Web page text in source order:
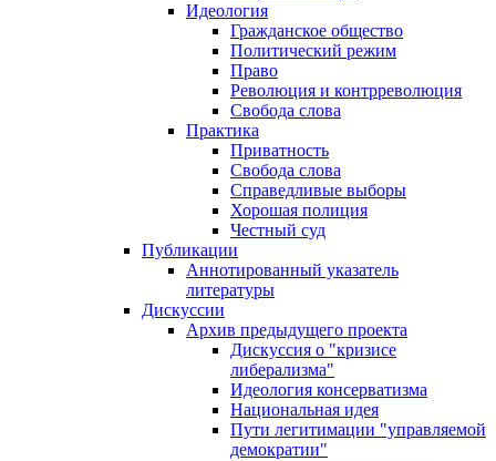
Идеология
Гражданское общество
Политический режим
Право
Революция и контрреволюция
Свобода слова
Практика
Приватность
Свобода слова
Справедливые выборы
Хорошая полиция
Честный суд
Публикации
Аннотированный указатель
литературы
Дискуссии
Архив предыдущего проекта
Дискуссия о "кризисе
либерализма"
Идеология консерватизма
Национальная идея
Пути легитимации "управляемой
демократии"